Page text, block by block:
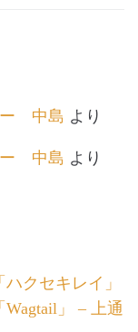
ー 中島 より
ー 中島 より
クセキレイ」
Wagtail」 – 上通